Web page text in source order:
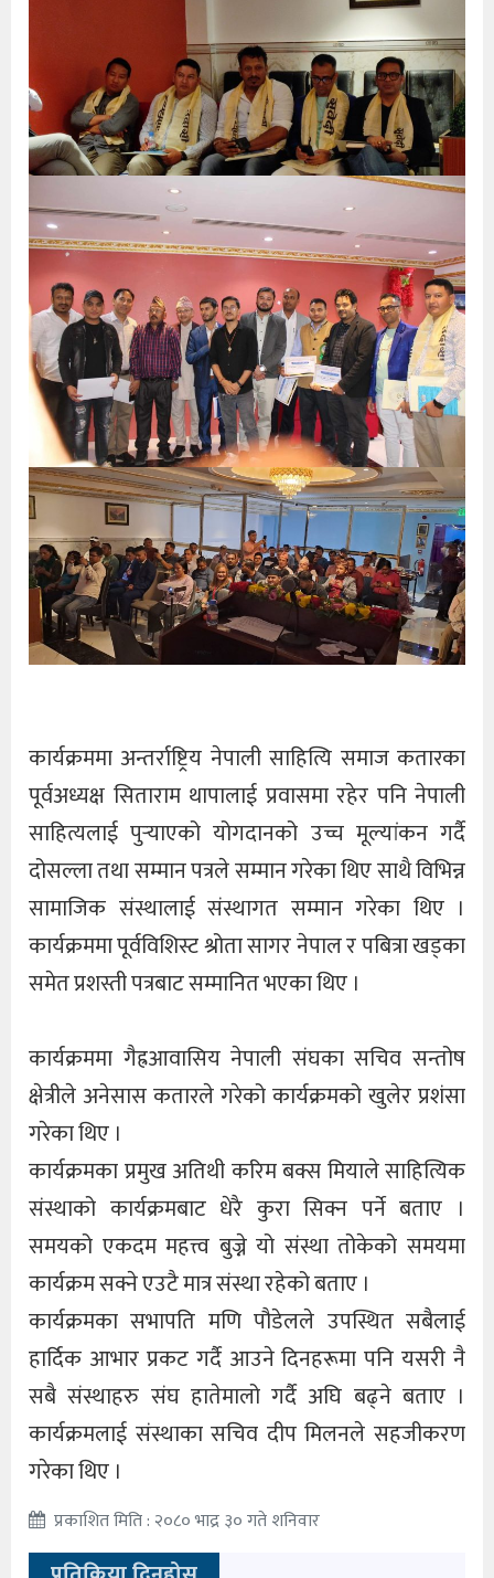
कार्यक्रममा अन्तर्राष्ट्रिय नेपाली साहित्यि समाज कतारका
पूर्वअध्यक्ष सिताराम थापालाई प्रवासमा रहेर पनि नेपाली
साहित्यलाई पुर्‍याएको योगदानको उच्च मूल्यांकन गर्दै
दोसल्ला तथा सम्मान पत्रले सम्मान गरेका थिए साथै विभिन्न
सामाजिक संस्थालाई संस्थागत सम्मान गरेका थिए ।
कार्यक्रममा पूर्वविशिस्ट श्रोता सागर नेपाल र पबित्रा खड्का
समेत प्रशस्ती पत्रबाट सम्मानित भएका थिए ।
कार्यक्रममा गैह्रआवासिय नेपाली संघका सचिव सन्तोष
क्षेत्रीले अनेसास कतारले गरेको कार्यक्रमको खुलेर प्रशंसा
गरेका थिए ।
कार्यक्रमका प्रमुख अतिथी करिम बक्स मियाले साहित्यिक
संस्थाको कार्यक्रमबाट धेरै कुरा सिक्न पर्ने बताए ।
समयको एकदम महत्त्व बुज्ने यो संस्था तोकेको समयमा
कार्यक्रम सक्ने एउटै मात्र संस्था रहेको बताए ।
कार्यक्रमका सभापति मणि पौडेलले उपस्थित सबैलाई
हार्दिक आभार प्रकट गर्दै आउने दिनहरूमा पनि यसरी नै
सबै संस्थाहरु संघ हातेमालो गर्दै अघि बढ्ने बताए ।
कार्यक्रमलाई संस्थाका सचिव दीप मिलनले सहजीकरण
गरेका थिए ।
प्रकाशित मिति : २०८० भाद्र ३० गते शनिवार